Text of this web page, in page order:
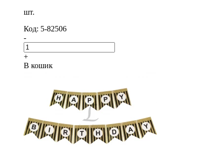
шт.
Код: 5-82506
-
+
В кошик